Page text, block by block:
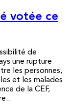
votée ce
de
une rupture
les personnes,
et les malades
de la CEF,